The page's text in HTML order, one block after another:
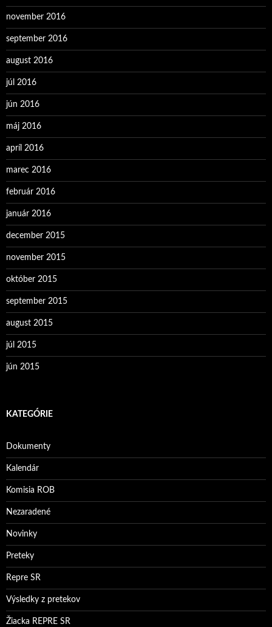
november 2016
september 2016
august 2016
júl 2016
jún 2016
máj 2016
apríl 2016
marec 2016
február 2016
január 2016
december 2015
november 2015
október 2015
september 2015
august 2015
júl 2015
jún 2015
KATEGÓRIE
Dokumenty
Kalendár
Komisia ROB
Nezaradené
Novinky
Preteky
Repre SR
Výsledky z pretekov
Žiacka REPRE SR